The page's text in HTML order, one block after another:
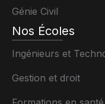
Génie Civil
Nos Écoles
Ingénieurs et
Gestion et droit